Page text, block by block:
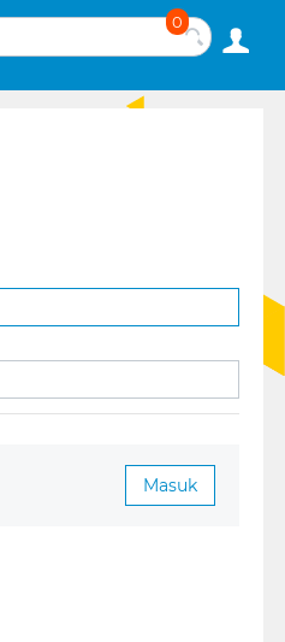
0
Masuk